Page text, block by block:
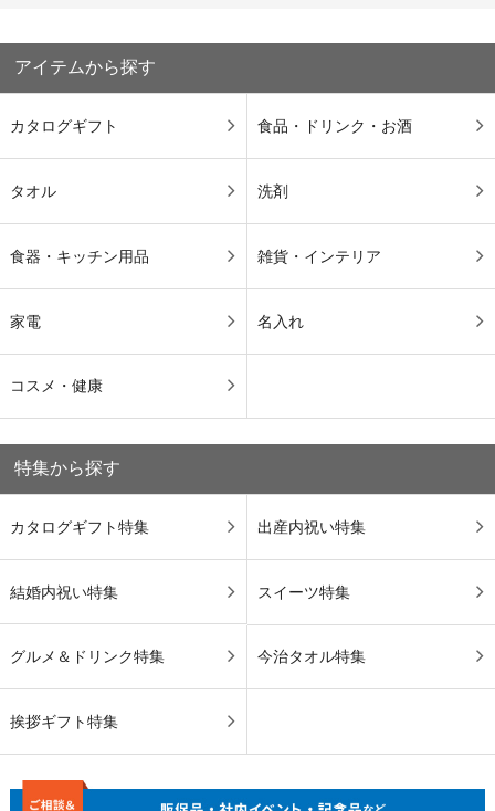
アイテムから探す
カタログギフト 食品・ドリンク・お酒
タオル 洗剤
食器・キッチン用品 雑貨・インテリア
家電 名入れ
コスメ・健康
特集から探す
カタログギフト特集 出産内祝い特集
結婚内祝い特集 スイーツ特集
グルメ＆ドリンク特集 今治タオル特集
挨拶ギフト特集